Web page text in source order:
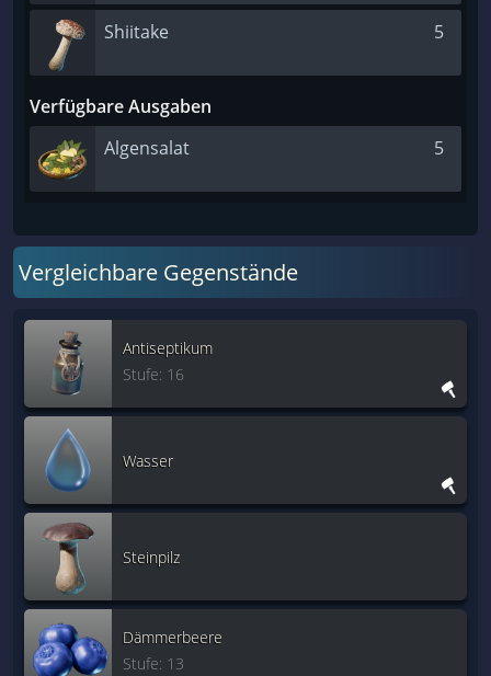
Shiitake 5
Verfügbare Ausgaben
Algensalat
5
Vergleichbare Gegenstände
Antiseptikum
Stufe: 16
Wasser
Steinpilz
Dämmerbeere
Stufe: 13